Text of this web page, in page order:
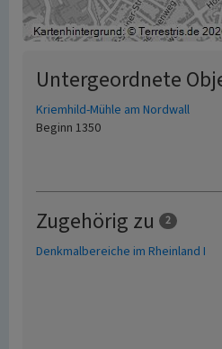
Untergeordnete
Kriemhild-Mühle am Nordwall
Beginn 1350
Zugehörig zu 2
Denkmalbereiche im Rheinland I